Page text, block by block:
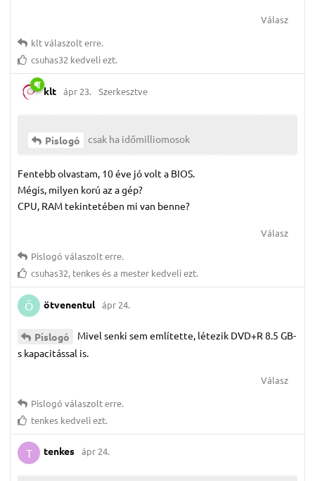
Válasz
kltválaszolt erre.
csuhas32 kedveli ezt.
klt ápr 23. Szerkesztve
Pislogó csak ha időmilliomosok
Fentebb olvastam, 10 éve jó volt a BIOS.
Mégis, milyen korú az a gép?
CPU, RAM tekintetében mi van benne?
Válasz
Pislogó válaszolt erre.
csuhas32, tenkesésa mester kedveli ezt.
Ö ötvenentul ápr 24.
Pislogó
Mivel senki sem említette, létezik DVD+R 8.5 GB-
s kapacitással is.
Válasz
Pislogó válaszolt erre.
tenkes kedveli ezt.
T tenkes ápr 24.